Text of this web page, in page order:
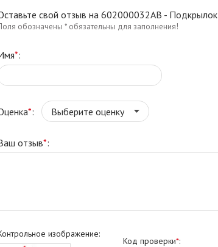
свой отзыв на 602000032AB -
обозначены * обязательны для заполнения!
*:
*:
отзыв*:
изображение:
Код проверки*: